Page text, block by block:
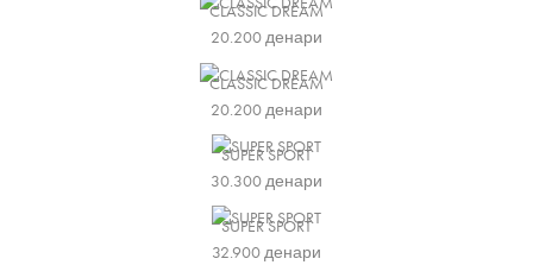
CLASSIC DREAM
20.200денари
CLASSIC DREAM
20.200денари
SUPER SPORT
30.300денари
SUPER SPORT
32.900денари